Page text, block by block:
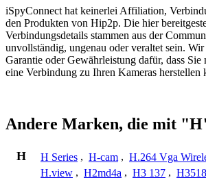
iSpyConnect hat keinerlei Affiliation,
den Produkten von Hip2p. Die hier
Verbindungsdetails stammen aus der
unvollständig, ungenau oder veraltet sein.
Garantie oder Gewährleistung dafür, dass
eine Verbindung zu Ihren Kameras herstellen
Andere Marken, die mit
H H Series , H-cam , H.264 Vga
H.view , H2md4a , H3 137 ,